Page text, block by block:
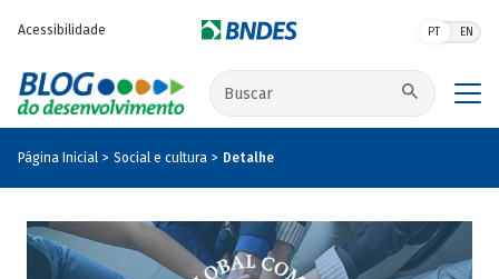
Acessibilidade PT EN
Buscar no site
Página Inicial Social e cultura Detalhe